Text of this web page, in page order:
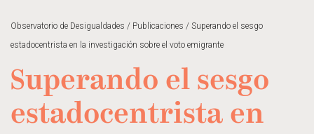
Observatorio de Desigualdades / Publicaciones / Superando el sesgo
estadocentrista en la investigación sobre el voto emigrante
Superando el sesgo
estadocentrista en